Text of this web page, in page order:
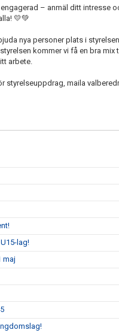
– anmäl ditt intresse
💛💚
nya personer plats i
kommer vi få en bra
arbete.
styrelseuppdrag, maila
lag!
maj